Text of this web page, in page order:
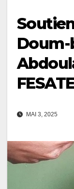
MAI 3, 2025